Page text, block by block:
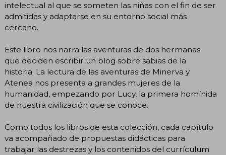
intelectual al que se someten las niñas con el fin de ser
admitidas y adaptarse en su entorno social más
cercano.
Este libro nos narra las aventuras de dos hermanas
que deciden escribir un blog sobre sabias de la
historia. La lectura de las aventuras de Minerva y
Atenea nos presenta a grandes mujeres de la
humanidad, empezando por Lucy, la primera homínida
de nuestra civilización que se conoce.
Como todos los libros de esta colección, cada capítulo
va acompañado de propuestas didácticas para
trabajar las destrezas y los contenidos del currículum